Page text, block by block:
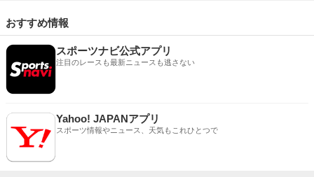
おすすめ情報
スポーツナビ公式アプリ
注目のレースも最新ニュースも逃さない
Yahoo! JAPANアプリ
スポーツ情報やニュース、天気もこれひとつで